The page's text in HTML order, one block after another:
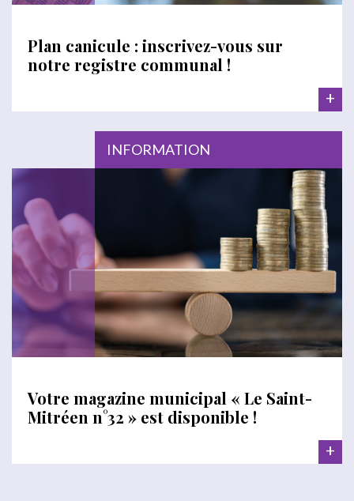
Plan canicule : inscrivez-vous sur
notre registre communal !
+
INFORMATION
Votre magazine municipal « Le Saint-
Mitréen n°32 » est disponible !
+